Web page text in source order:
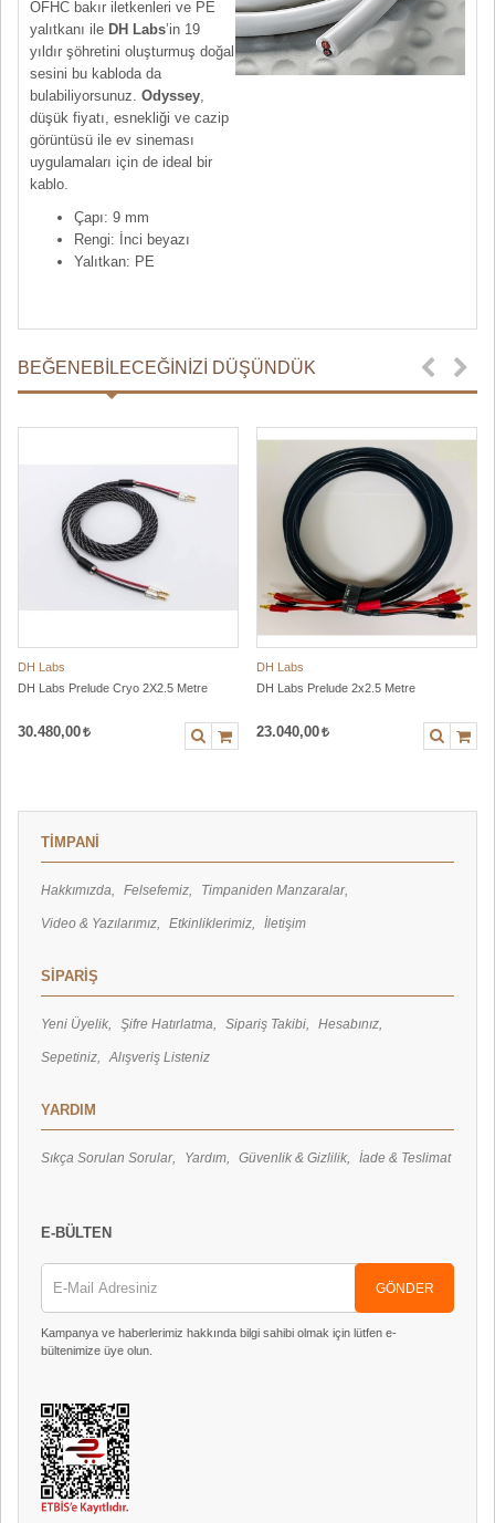
OFHC bakır iletkenleri ve PE
yalıtkanı ile DH Labs’in 19
yıldır şöhretini oluşturmuş doğal
sesini bu kabloda da
bulabiliyorsunuz. Odyssey,
düşük fiyatı, esnekliği ve cazip
görüntüsü ile ev sineması
uygulamaları için de ideal bir
kablo.
Çapı: 9 mm
Rengi: İnci beyazı
Yalıtkan: PE
BEĞENEBILECEĞINIZI DÜŞÜNDÜK
DH Labs
DH Labs Prelude Cryo 2X2.5 Metre
30.480,00
DH Labs
DH Labs Prelude 2x2.5 Metre
23.040,00
TİMPANİ
Hakkımızda Felsefemiz Timpaniden Manzaralar
Video & Yazılarımız Etkinliklerimiz İletişim
SİPARİŞ
Yeni Üyelik Şifre Hatırlatma Sipariş Takibi Hesabınız
Sepetiniz Alışveriş Listeniz
YARDIM
Sıkça Sorulan Sorular Yardım Güvenlik & Gizlilik İade & Teslimat
E-BÜLTEN
GÖNDER
Kampanya ve haberlerimiz hakkında bilgi sahibi olmak için lütfen e-
bültenimize üye olun.